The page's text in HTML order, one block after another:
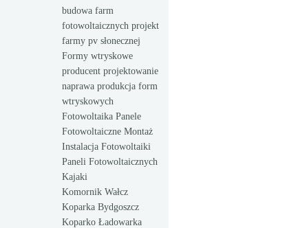
budowa farm
fotowoltaicznych projekt
farmy pv słonecznej
Formy wtryskowe
producent projektowanie
naprawa produkcja form
wtryskowych
Fotowoltaika Panele
Fotowoltaiczne Montaż
Instalacja Fotowoltaiki
Paneli Fotowoltaicznych
Kajaki
Komornik Wałcz
Koparka Bydgoszcz
Koparko Ładowarka